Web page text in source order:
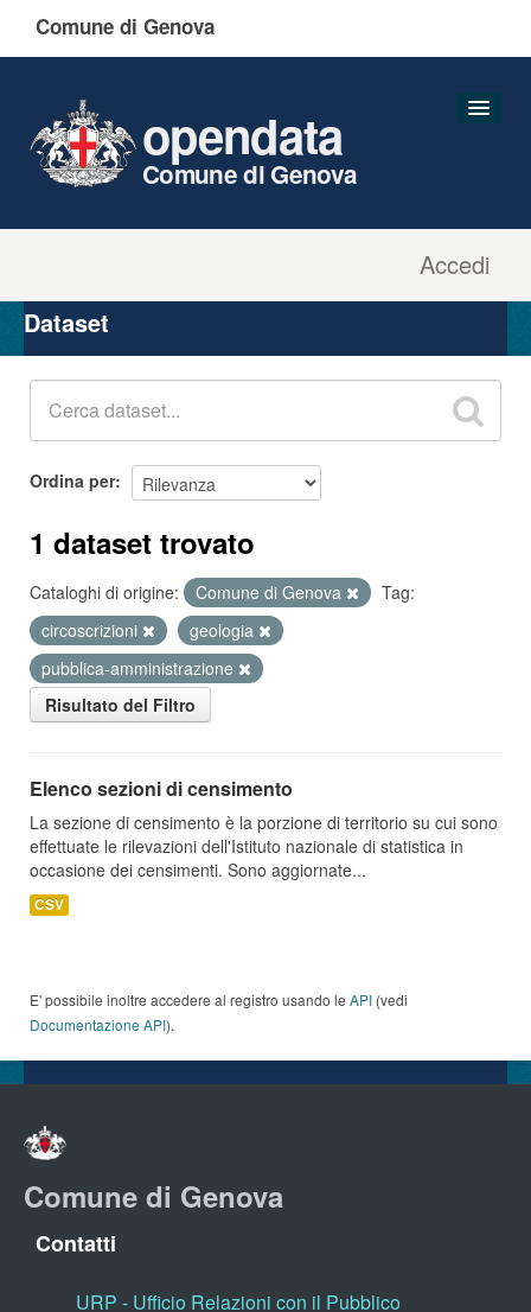
Comune di Genova
Accedi
opendata
Comune di Genova
Organizzazioni
Gruppi
Dataset
Ordina per
1 dataset trovato
Cataloghi di origine: Comune di Genova
Tag:
circoscrizioni
geologia
pubblica-amministrazione
Risultato del Filtro
Elenco sezioni di censimento
La sezione di censimento è la porzione di territorio su cui sono
effettuate le rilevazioni dell'Istituto nazionale di statistica in
occasione dei censimenti. Sono aggiornate...
CSV
E' possibile inoltre accedere al registro usando le API (vedi
Documentazione API).
Comune di Genova
Contatti
URP - Ufficio Relazioni con il Pubblico